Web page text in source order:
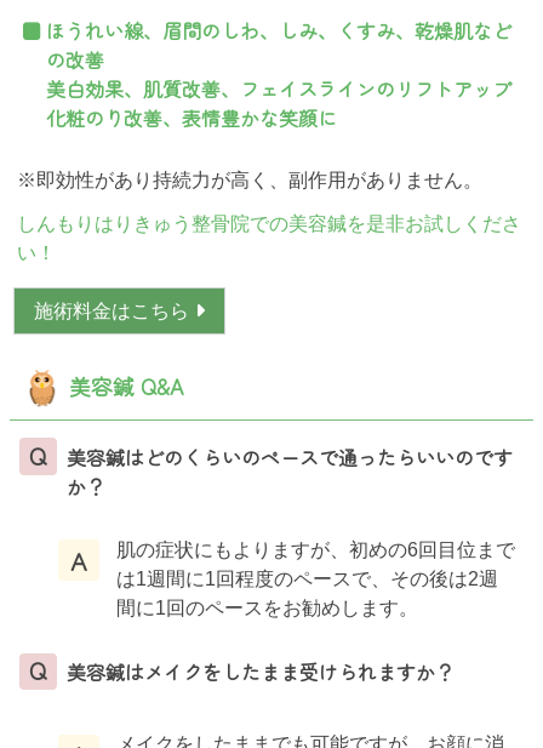
ほうれい線、眉間のしわ、しみ、くすみ、乾燥肌など
の改善
美白効果、肌質改善、フェイスラインのリフトアップ
化粧のり改善、表情豊かな笑顔に
※即効性があり持続力が高く、副作用がありません。
しんもりはりきゅう整骨院での美容鍼を是非お試しくださ
い！
施術料金はこちら
美容鍼 Q&A
Q
美容鍼はどのくらいのペースで通ったらいいのです
か？
A
肌の症状にもよりますが、初めの6回目位まで
は1週間に1回程度のペースで、その後は2週
間に1回のペースをお勧めします。
Q 美容鍼はメイクをしたまま受けられますか？
メイクをしたままでも可能ですが、お顔に消